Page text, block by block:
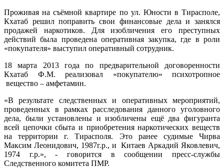
Проживая на съёмной квартире по ул. Юности в Тирасполе,
Кхатаб решил поправить свои финансовые дела и занялся
продажей наркотиков. Для изобличения его преступных
действий была проведена оперативная закупка, где в роли
«покупателя» выступил оперативный сотрудник.
18 марта 2013 года по предварительной договоренности
Кхатаб Ф.М. реализовал «покупателю» психотропное
вещество – амфетамин.
«В результате следственных и оперативных мероприятий,
проведенных в рамках расследования данного уголовного
дела, были установлены и изобличены ещё два фигуранта
всей цепочки сбыта и приобретения наркотических веществ
на территории г. Тирасполя. Это ранее судимые Чирва
Максим Леонидович, 1987г.р., и Китаев Аркадий Яковлевич,
1974 г.р.», - говорится в сообщении пресс-службы
Следственного комитета ПМР.